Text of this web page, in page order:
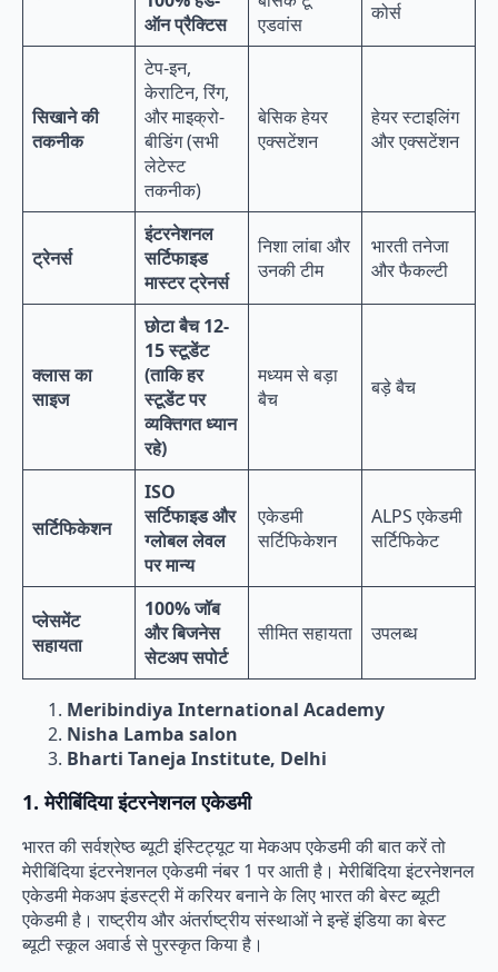
ऑन प्रैक्टिस
एडवांस
कोर्स
सिखाने की
तकनीक
टेप-इन,
केराटिन, रिंग,
और माइक्रो-
बीडिंग (सभी
लेटेस्ट
तकनीक)
बेसिक हेयर
एक्सटेंशन
हेयर स्टाइलिंग
और एक्सटेंशन
ट्रेनर्स
इंटरनेशनल
सर्टिफाइड
मास्टर ट्रेनर्स
निशा लांबा और
उनकी टीम
भारती तनेजा
और फैकल्टी
क्लास का
साइज
छोटा बैच 12-
15स्टूडेंट
(ताकि हर
स्टूडेंट पर
व्यक्तिगत ध्यान
रहे)
मध्यम से बड़ा
बैच
बड़े बैच
सर्टिफिकेशन
ISO
सर्टिफाइड और
ग्लोबल लेवल
पर मान्य
एकेडमी
सर्टिफिकेशन
ALPS एकेडमी
सर्टिफिकेट
प्लेसमेंट
सहायता
100% जॉब
और बिजनेस
सेटअप सपोर्ट
सीमित सहायता उपलब्ध
Meribindiya International Academy
Nisha Lamba salon
Bharti Taneja Institute, Delhi
1. मेरीबिंदिया इंटरनेशनल एकेडमी
भारत की सर्वश्रेष्ठ ब्यूटी इंस्टिट्यूट या मेकअप एकेडमी की बात करें तो
मेरीबिंदिया इंटरनेशनल एकेडमी नंबर 1 पर आती है। मेरीबिंदिया इंटरनेशनल
एकेडमी मेकअप इंडस्ट्री में करियर बनाने के लिए भारत की बेस्ट ब्यूटी
एकेडमी है। राष्ट्रीय और अंतर्राष्ट्रीय संस्थाओं ने इन्हें इंडिया का बेस्ट
ब्यूटी स्कूल अवार्ड से पुरस्कृत किया है।